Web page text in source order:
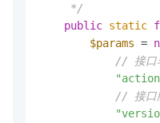
     */
public static
$params =
// 接口
// 接口